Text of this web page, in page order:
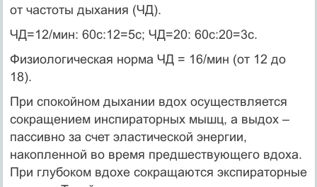
от частоты дыхания (ЧД).
ЧД=12/мин: 60с:12=5с; ЧД=20: 60с:20=3с.
Физиологическая норма ЧД = 16/мин (от 12 до
18).
При спокойном дыхании вдох осуществляется
сокращением инспираторных мышц, а выдох –
пассивно за счет эластической энергии,
накопленной во время предшествующего вдоха.
При глубоком вдохе сокращаются экспираторные